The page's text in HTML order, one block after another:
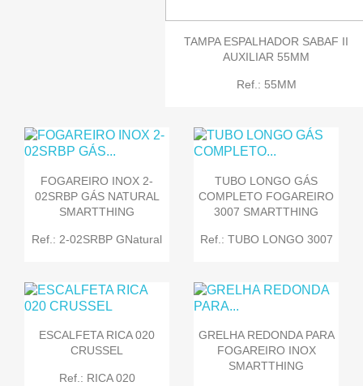
TAMPA ESPALHADOR SABAF II
AUXILIAR 55MM
Ref.: 55MM
FOGAREIRO INOX 2-
02SRBP GÁS NATURAL
SMARTTHING
Ref.: 2-02SRBP GNatural
TUBO LONGO GÁS
COMPLETO FOGAREIRO
3007 SMARTTHING
Ref.: TUBO LONGO 3007
ESCALFETA RICA 020
CRUSSEL
Ref.: RICA 020
GRELHA REDONDA PARA
FOGAREIRO INOX
SMARTTHING